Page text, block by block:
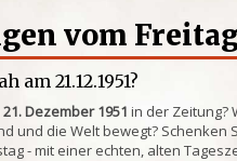
vom Freitag,
am 21.12.1951?
21. Dezember 1951 in der Zeitung?
und die Welt bewegt?
- mit einer echten, alten